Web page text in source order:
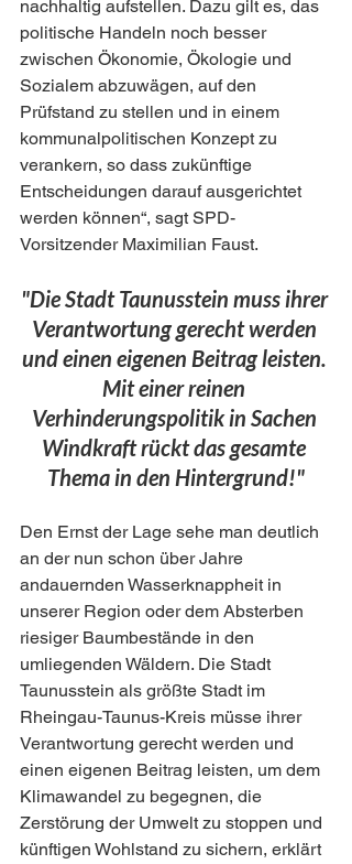
nachhaltig aufstellen. Dazu gilt es, das
politische Handeln noch besser
zwischen Ökonomie, Ökologie und
Sozialem abzuwägen, auf den
Prüfstand zu stellen und in einem
kommunalpolitischen Konzept zu
verankern, so dass zukünftige
Entscheidungen darauf ausgerichtet
werden können“, sagt SPD-
Vorsitzender Maximilian Faust.
"Die Stadt Taunusstein muss ihrer
Verantwortung gerecht werden
und einen eigenen Beitrag leisten.
Mit einer reinen
Verhinderungspolitik in Sachen
Windkraft rückt das gesamte
Thema in den Hintergrund!"
Den Ernst der Lage sehe man deutlich
an der nun schon über Jahre
andauernden Wasserknappheit in
unserer Region oder dem Absterben
riesiger Baumbestände in den
umliegenden Wäldern. Die Stadt
Taunusstein als größte Stadt im
Rheingau-Taunus-Kreis müsse ihrer
Verantwortung gerecht werden und
einen eigenen Beitrag leisten, um dem
Klimawandel zu begegnen, die
Zerstörung der Umwelt zu stoppen und
künftigen Wohlstand zu sichern, erklärt